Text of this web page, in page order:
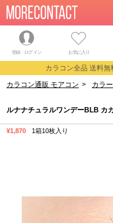
登録・ログイン お気に入り
カラコン全品 送料
カラコン通販 モアコン > カラ
ルナナチュラルワンデーBLB カ
¥1,870 1箱10枚入り